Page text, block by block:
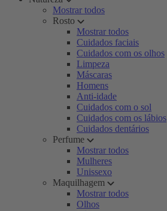
Mostrar todos
Rosto
Mostrar todos
Cuidados faciais
Cuidados com os olhos
Limpeza
Máscaras
Homens
Anti-idade
Cuidados com o sol
Cuidados com os lábios
Cuidados dentários
Perfume
Mostrar todos
Mulheres
Unissexo
Maquilhagem
Mostrar todos
Olhos